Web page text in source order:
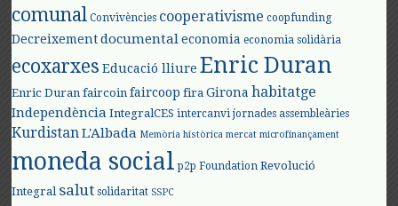
comunal Convivències cooperativisme coopfunding
Decreixement documental economia economia solidària
ecoxarxes Educació lliure Enric Duran
Enric Duran faircoin faircoop fira Girona habitatge
Independència IntegralCES intercanvi jornades assembleàries
Kurdistan L'Albada Memòria històrica mercat microfinançament
moneda social p2p Foundation Revolució
Integral salut solidaritat SSPC